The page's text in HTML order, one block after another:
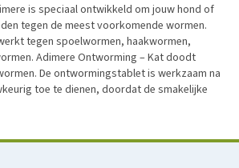
is speciaal ontwikkeld om jouw hond of
tegen de meest voorkomende wormen.
tegen spoelwormen, haakwormen,
Adimere Ontworming – Kat doodt
De ontwormingstablet is werkzaam na
toe te dienen, doordat de smakelijke